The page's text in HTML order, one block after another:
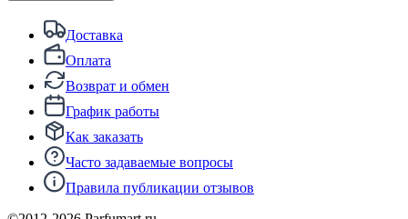
Доставка
Оплата
Возврат и обмен
График работы
Как заказать
Часто задаваемые вопросы
Правила публикации отзывов